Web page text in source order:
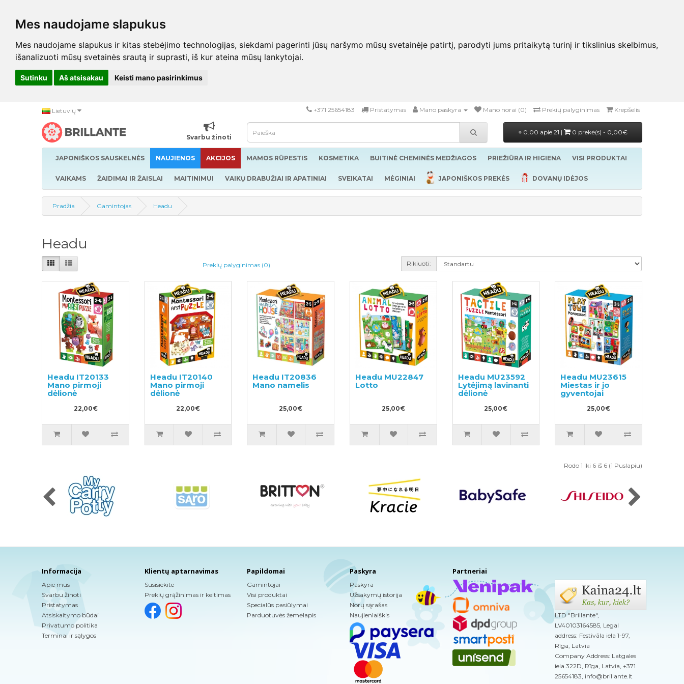
Mes naudojame slapukus
Mes naudojame slapukus ir kitas stebėjimo technologijas, siekdami pagerinti jūsų naršymo mūsų svetainėje patirtį, parodyti jums pritaikytą turinį ir tikslinius skelbimus,
išanalizuoti mūsų svetainės srautą ir suprasti, iš kur ateina mūsų lankytojai.
Sutinku Aš atsisakau Keisti mano pasirinkimus
Lietuvių +371 25654183 Pristatymas Mano paskyra Mano norai (0) Prekių palyginimas Krepšelis
Svarbu žinoti
0.00 apie 21 | 0 prekė(s) - 0,00€
JAPONIŠKOS SAUSKELNĖS NAUJIENOS AKCIJOS MAMOS RŪPESTIS KOSMETIKA BUITINĖ CHEMINĖS MEDŽIAGOS PRIEŽIŪRA IR HIGIENA VISI PRODUKTAI
VAIKAMS ŽAIDIMAI IR ŽAISLAI MAITINIMUI VAIKŲ DRABUŽIAI IR APATINIAI SVEIKATAI MĖGINIAI JAPONIŠKOS PREKĖS DOVANŲ IDĖJOS
Pradžia Gamintojas Headu
Headu
Prekių palyginimas (0) Rikiuoti:
Headu IT20133
Mano pirmoji
dėlionė
22,00€
Headu IT20140
Mano pirmoji
dėlionė
22,00€
Headu IT20836
Mano namelis
25,00€
Headu MU22847
Lotto
25,00€
Headu MU23592
Lytėjimą lavinanti
dėlionė
25,00€
Headu MU23615
Miestas ir jo
gyventojai
25,00€
Rodo 1 iki 6 iš 6 (1 Puslapiu)
Informacija
Apie mus
Svarbu žinoti
Pristatymas
Atsiskaitymo būdai
Privatumo politika
Terminai ir sąlygos
Klientų aptarnavimas
Susisiekite
Prekių grąžinimas ir keitimas
Papildomai
Gamintojai
Visi produktai
Specialūs pasiūlymai
Parduotuvės žemėlapis
Paskyra
Paskyra
Užsakymų istorija
Norų sąrašas
Naujienlaiškis
Partneriai
LTD "Brillante",
LV40103164585, Legal
address: Festivāla iela 1-97,
Rīga, Latvia
Company Address: Latgales
iela 322D, Rīga, Latvia, +371
25654183, info@brillante.lt